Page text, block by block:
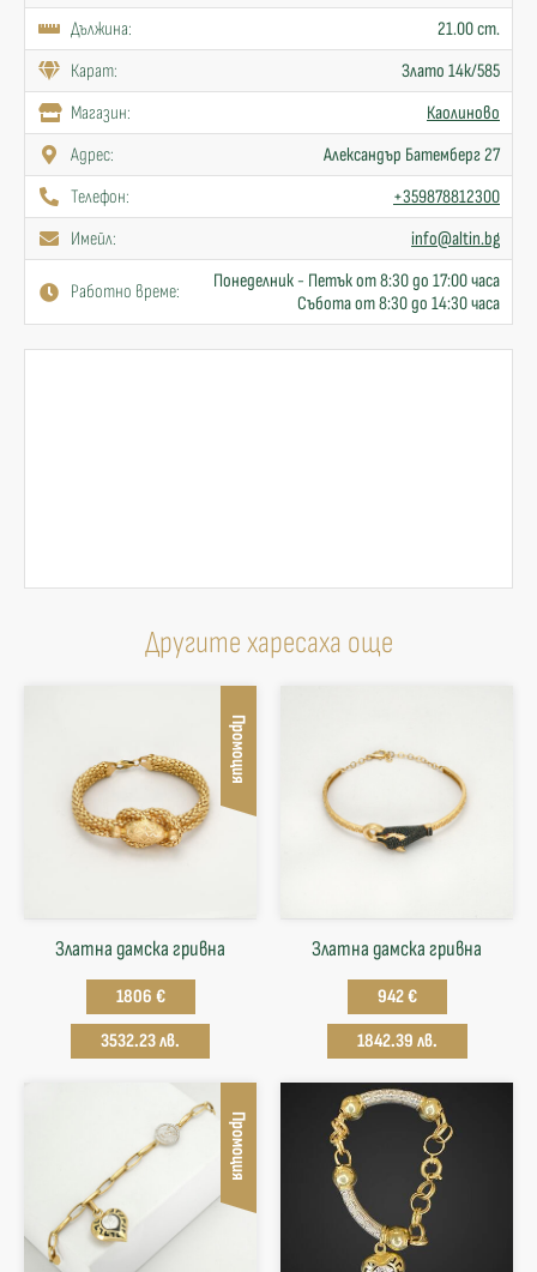
Дължина:
21.00 cm.
Карат:
Злато 14к/585
Mагазин:
Каолиново
Адрес:
Александър Батемберг 27
Телефон:
+359878812300
Имейл:
info@altin.bg
Работно време:
Понеделник - Петък от 8:30 до 17:00 часа
Събота от 8:30 до 14:30 часа
Другите харесаха още
Промоция
Златна дамска гривна
1806 €
3532.23 лв.
Златна дамска гривна
942 €
1842.39 лв.
Промоция